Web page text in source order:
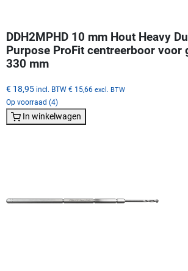
DDH2MPHD 10 mm Hout Heavy
Purpose ProFit centreerboor voor
330 mm
€ 18,95 incl. BTW € 15,66 excl. BTW
Op voorraad (4)
In winkelwagen